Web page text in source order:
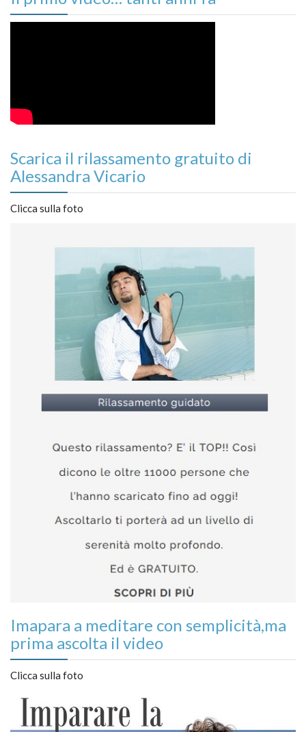
Scarica il rilassamento gratuito di
Alessandra Vicario
Clicca sulla foto
Imapara a meditare con semplicità,ma
prima ascolta il video
Clicca sulla foto